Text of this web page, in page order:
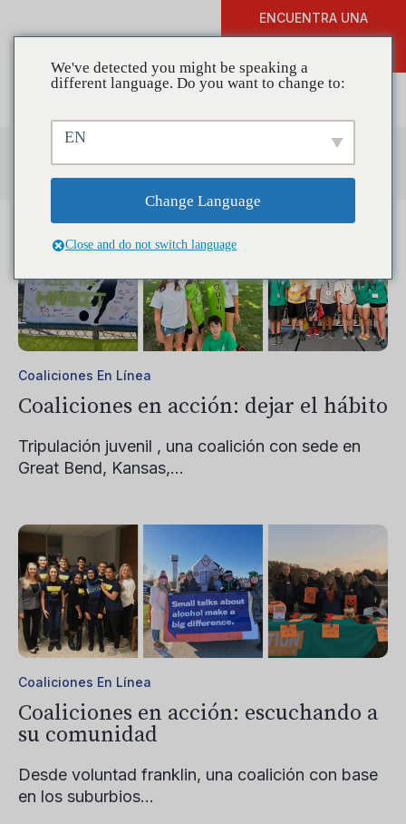
ENCUENTRA UNA
Centro de recursos
Coaliciones En Línea
Coaliciones en acción: dejar el hábito
Tripulación juvenil , una coalición con sede en
Great Bend, Kansas,...
Coaliciones En Línea
Coaliciones en acción: escuchando a
su comunidad
Desde voluntad franklin, una coalición con base
en los suburbios...
We've detected you might be speaking a
different language. Do you want to change to:
EN
Change Language
Close and do not switch language